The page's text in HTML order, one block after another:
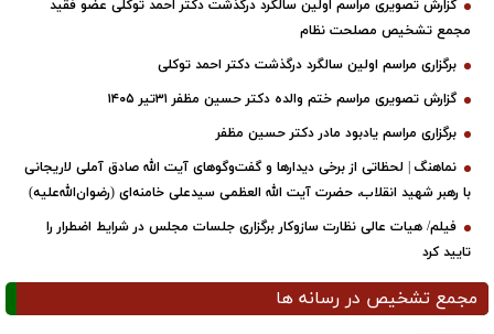
گزارش تصویری مراسم اولین سالگرد درگذشت دکتر احمد توکلی عضو فقید
مجمع تشخیص مصلحت نظام
برگزاری مراسم اولین سالگرد درگذشت دکتر احمد توکلی
گزارش تصویری مراسم ختم والده دکتر حسین مظفر ۳۱تیر ۱۴۰۵
برگزاری مراسم یادبود مادر دکتر حسین مظفر
نماهنگ | لحظاتی از برخی دیدارها و گفت‌وگوهای آیت ‌الله صادق آملی لاریجانی
با رهبر شهید انقلاب، حضرت آیت‌ الله العظمی سیدعلی خامنه‌ای (رضوان‌الله‌علیه)
فیلم/ هیات عالی نظارت سازوکار برگزاری جلسات مجلس در شرایط اضطرار را
تایید کرد
مجمع تشخیص در رسانه ها